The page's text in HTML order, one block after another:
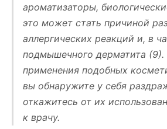
ароматизаторы,
это может стать причиной
аллергических реакций и, в
подмышечного дерматита (9).
применения подобных
вы обнаружите у себя
откажитесь от их
к врачу.